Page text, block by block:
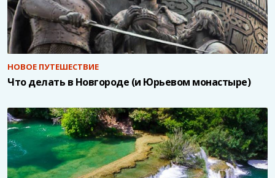
НОВОЕ ПУТЕШЕСТВИЕ
Что делать в Новгороде (и Юрьевом монастыре)